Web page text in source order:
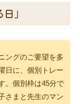
」
ングのご要望を多
日に、個別トレー
。個別枠は45分で
さまと先生のマン